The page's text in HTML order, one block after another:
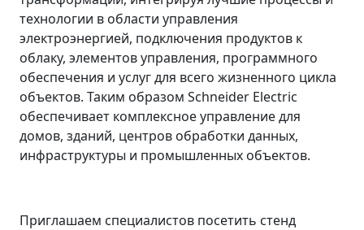
технологии в области управления
электроэнергией, подключения продуктов к
облаку, элементов управления, программного
обеспечения и услуг для всего жизненного цикла
объектов. Таким образом Schneider Electric
обеспечивает комплексное управление для
домов, зданий, центров обработки данных,
инфраструктуры и промышленных объектов.
Приглашаем специалистов посетить стенд